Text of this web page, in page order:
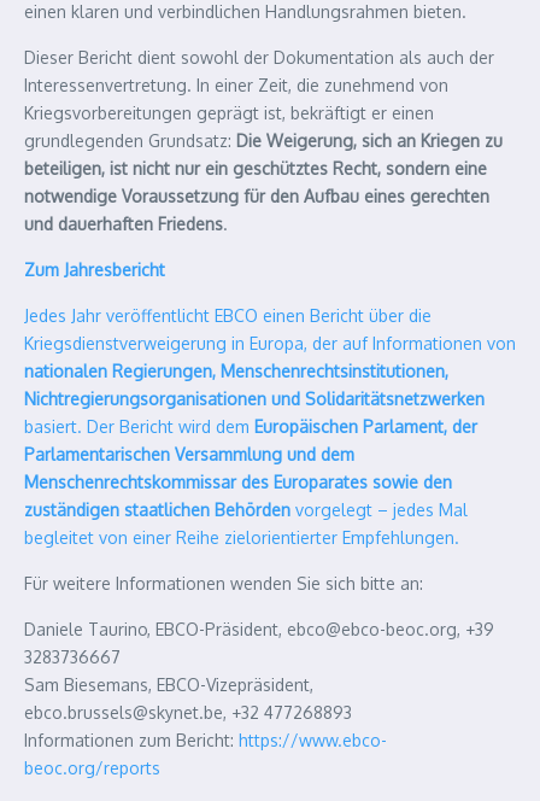
einen klaren und verbindlichen Handlungsrahmen bieten.
Dieser Bericht dient sowohl der Dokumentation als auch der
Interessenvertretung. In einer Zeit, die zunehmend von
Kriegsvorbereitungen geprägt ist, bekräftigt er einen
grundlegenden Grundsatz: Die Weigerung, sich an Kriegen zu
beteiligen, ist nicht nur ein geschütztes Recht, sondern eine
notwendige Voraussetzung für den Aufbau eines gerechten
und dauerhaften Friedens.
Zum Jahresbericht
Jedes Jahr veröffentlicht EBCO einen Bericht über die
Kriegsdienstverweigerung in Europa, der auf Informationen von
nationalen Regierungen, Menschenrechtsinstitutionen,
Nichtregierungsorganisationen und Solidaritätsnetzwerken
basiert. Der Bericht wird dem Europäischen Parlament, der
Parlamentarischen Versammlung und dem
Menschenrechtskommissar des Europarates sowie den
zuständigen staatlichen Behörden vorgelegt – jedes Mal
begleitet von einer Reihe zielorientierter Empfehlungen.
Für weitere Informationen wenden Sie sich bitte an:
Daniele Taurino, EBCO-Präsident, ebco@ebco-beoc.org, +39
3283736667
Sam Biesemans, EBCO-Vizepräsident,
ebco.brussels@skynet.be, +32 477268893
Informationen zum Bericht: https://www.ebco-
beoc.org/reports